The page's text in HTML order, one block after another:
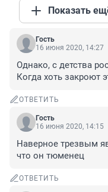
Показать
Гость
16 июня 2020, 14:27
Однако, с детства
Когда хоть закроют
ОТВЕТИТЬ
Гость
16 июня 2020, 14:15
Наверное трезвым
что он тюменец
ОТВЕТИТЬ